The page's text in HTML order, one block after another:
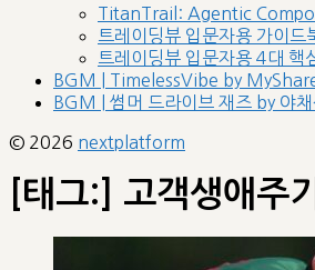
sub
menu
TitanTrail: Agentic
트레이딩뷰 입문자용 가이드
트레이딩뷰 입문자용 4대 핵
BGM | TimelessVibe by
BGM | 썸머 드라이브 재즈 by 야
© 2026 nextplatform
[태그:] 고객생애주기